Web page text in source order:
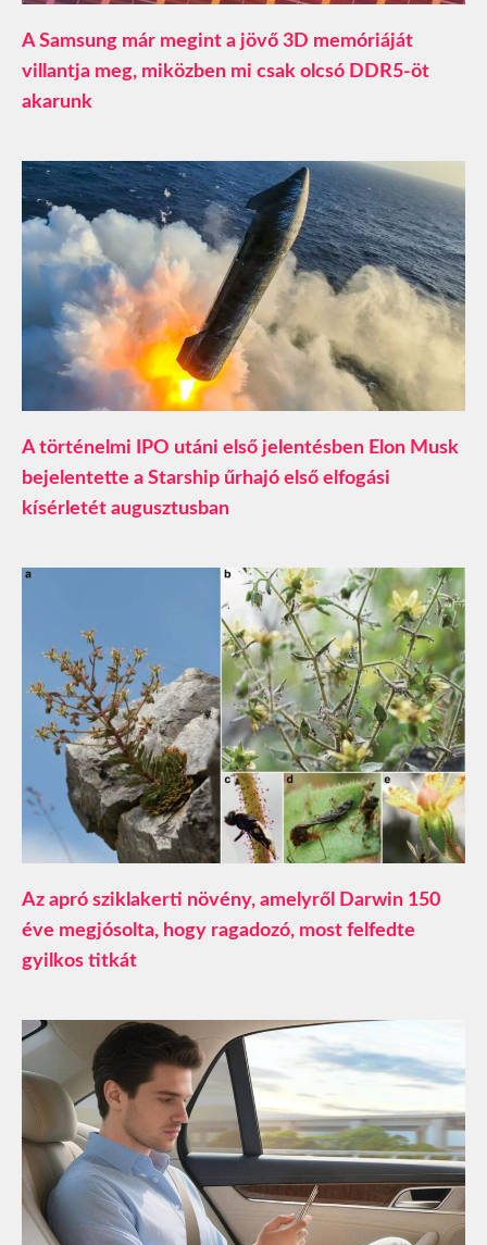
A Samsung már megint a jövő 3D memóriáját
villantja meg, miközben mi csak olcsó DDR5-öt
akarunk
A történelmi IPO utáni első jelentésben Elon Musk
bejelentette a Starship űrhajó első elfogási
kísérletét augusztusban
Az apró sziklakerti növény, amelyről Darwin 150
éve megjósolta, hogy ragadozó, most felfedte
gyilkos titkát